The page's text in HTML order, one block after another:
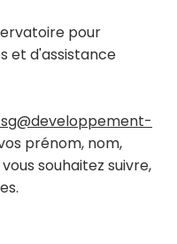
pour
et d'assistance
prénom, nom,
souhaitez suivre,